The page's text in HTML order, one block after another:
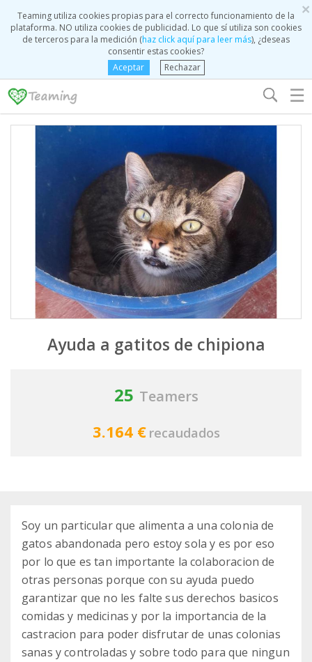
×
Teaming utiliza cookies propias para el correcto funcionamiento de la
plataforma. NO utiliza cookies de publicidad. Lo que sí utiliza son cookies
de terceros para la medición (haz click aquí para leer más), ¿deseas
consentir estas cookies?
Aceptar
Rechazar
☰
Ayuda a gatitos de chipiona
25 Teamers
3.164 € recaudados
Soy un particular que alimenta a una colonia de
gatos abandonada pero estoy sola y es por eso
por lo que es tan importante la colaboracion de
otras personas porque con su ayuda puedo
garantizar que no les falte sus derechos basicos
comidas y medicinas y por la importancia de la
castracion para poder disfrutar de unas colonias
sanas y controladas y sobre todo para que ningun